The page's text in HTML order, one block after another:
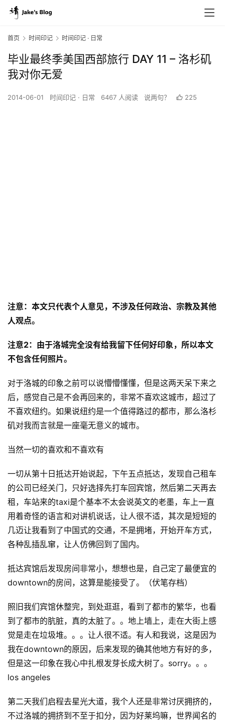
首页 时间印记 时间印记 · 日常
毕业最终季美国西部旅行 DAY 11 – 洛杉矶
我对你无爱
2014-06-01 时间印记 · 日常 6467 人阅读 说两句？ 225
注意：本文只代表个人意见，不涉及任何政治、宗教及其他
人观点。
注意2：由于洛城完全没有给我留下任何好印象，所以本文
不包含任何照片。
对于洛城的印象之前可以说懵懵懂懂，但是这两天呆下来之
后，感觉自己是不会再回来的，非常不喜欢这城市，超过了
不喜欢纽约。如果说纽约是一个值得路过的都市，那么洛杉
矶对我而言就是一座毫无意义的城市。
当然一切的喜欢和不喜欢有
一切从第十日抵达开始说起，下午五点抵达，发现自己租车
的公司已经关门，只好选择先打车回宾馆，然后第二天再去
租，车站来的taxi是个基本不太会说英文的老墨，车上一直
用着奇怪的语言和对讲机说话，让人很不适，其次是短短的
几迈让我看到了中国式的交通，不是拥堵，开始开车方式，
各种乱插乱窜，让人仿佛回到了国内。
抵达宾馆后发现房间非常小，想想也是，自己定了最便宜的
downtown的房间，这算是能接受了。（伏笔存档）
照旧我们宾馆休整完，到处逛逛，看到了都市的繁华，也看
到了都市的肮脏，真的太脏了。。地上墙上，走在大街上感
觉是走在垃圾堆。。。让人很不适。有人和我说，这是因为
我在downtown的原因，后来发现的确其他地方有好的多，
但是这一印象在我心中扎根发芽长成大树了。sorry。。。
los angeles
第二天我们启程去星光大道，我个人还是非常讨厌拥挤的，
不过洛城的拥挤到不至于扣分，因为好莱坞嘛，世界闻名的